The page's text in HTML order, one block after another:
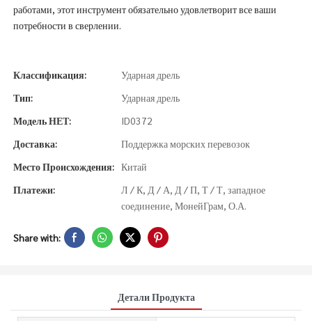
работами, этот инструмент обязательно удовлетворит все ваши
потребности в сверлении.
Классификация:
Ударная дрель
Тип:
Ударная дрель
Модель НЕТ:
ID0372
Доставка:
Поддержка морских перевозок
Место Происхождения: Китай
Платежи:
Л / К, Д / А, Д / П, Т / Т, западное
соединение, МонейГрам, О.А.
Share with:
Детали Продукта